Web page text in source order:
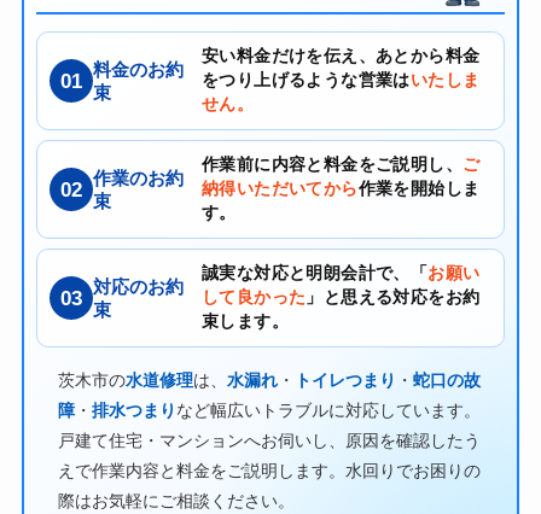
01 料金のお約
束
安い料金だけを伝え、あとから料金
をつり上げるような営業はいたしま
せん。
02 作業のお約
束
作業前に内容と料金をご説明し、 ご
納得いただいてから作業を開始しま
す。
03 対応のお約
束
誠実な対応と明朗会計で、「 お願い
して良かった 」と思える対応をお約
束します。
茨木市の水道修理は、 水漏れ・ トイレつまり ・ 蛇口の故
障・ 排水つまり など幅広いトラブルに対応しています。
戸建て住宅・マンションへお伺いし、原因を確認したう
えで作業内容と料金をご説明します。水回りでお困りの
際はお気軽にご相談ください。